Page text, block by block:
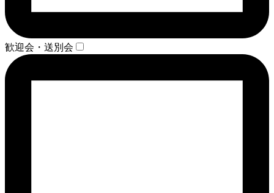
歓迎会・送別会